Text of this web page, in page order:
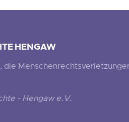
HENGAW
- Hengaw e.V.